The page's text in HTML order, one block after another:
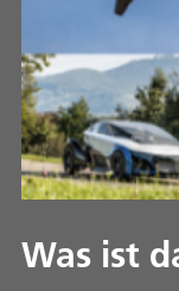
Was ist